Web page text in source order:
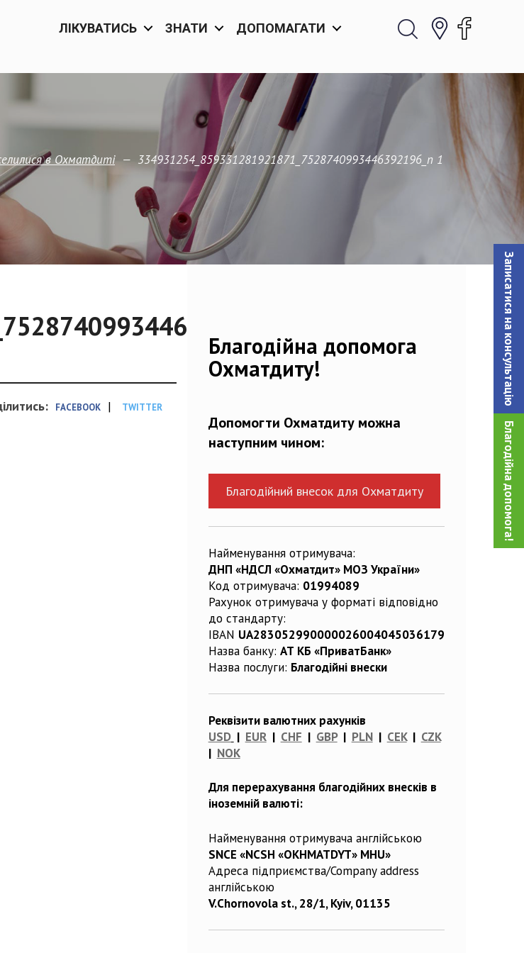
Записатися на консультацiю
Благодійна допомога!
ЛІКУВАТИСЬ ЗНАТИ ДОПОМАГАТИ
в Охматдиті — 334931254_859331281921871_7528740993446392196_n 1
FACEBOOK | TWITTER
Благодійна допомога
Охматдиту!
Допомогти Охматдиту можна
наступним чином:
Благодійний внесок для Охматдиту
Найменування отримувача:
ДНП «НДСЛ «Охматдит» МОЗ України»
Код отримувача: 01994089
Рахунок отримувача у форматі відповідно
до стандарту:
IBAN UA283052990000026004045036179
Назва банку: АТ КБ «ПриватБанк»
Назва послуги: Благодійні внески
Реквізити валютних рахунків
USD | EUR| CHF | GBP| PLN| CEK| CZK
| NOK
Для перерахування благодійних внесків в
іноземній валюті:
Найменування отримувача англійською
SNCE «NCSH «OKHMATDYT» MHU»
Адреса підприємства/Company address
англійською
V.Chornovola st., 28/1, Kyiv, 01135